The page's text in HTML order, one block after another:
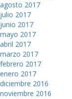
agosto 2017
julio 2017
junio 2017
mayo 2017
abril 2017
marzo 2017
febrero 2017
enero 2017
diciembre 2016
noviembre 2016